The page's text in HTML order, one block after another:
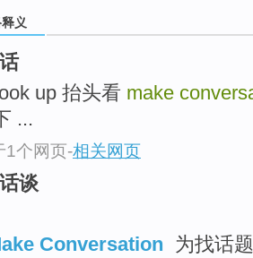
义
up 抬头看 make
...
1个网页-相关网页
谈
Conversation 为找话题